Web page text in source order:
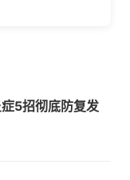
5招彻底防复发